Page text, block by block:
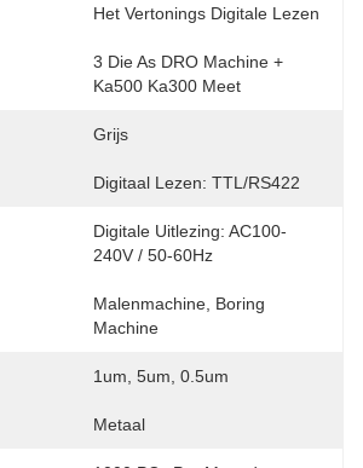
Het Vertonings Digitale Lezen
3 Die As DRO Machine +
Ka500 Ka300 Meet
Grijs
Digitaal Lezen: TTL/RS422
Digitale Uitlezing: AC100-
240V / 50-60Hz
Malenmachine, Boring
Machine
1um, 5um, 0.5um
Metaal